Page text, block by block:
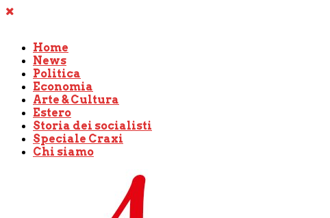
Home
News
Politica
Economia
Arte & Cultura
Estero
Storia dei socialisti
Speciale Craxi
Chi siamo